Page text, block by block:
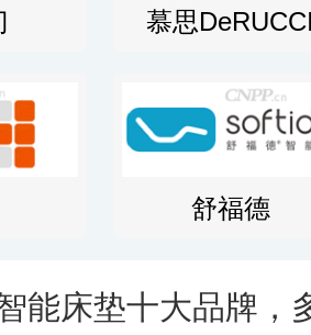
慕思
舒福德
能床垫十大品牌，